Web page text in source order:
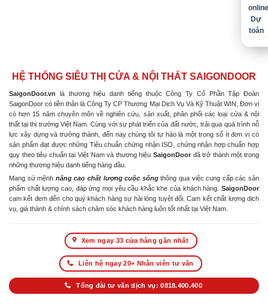
HỆ THỐNG SIÊU THỊ CỬA & NỘI THẤT SAIGONDOOR
SaigonDoor.vn là thương hiệu danh tiếng thuộc Công Ty Cổ Phần Tập Đoàn
SaigonDoor có tiền thân là Công Ty CP Thương Mại Dịch Vụ Và Kỹ Thuật WIN, Đơn vị
có hơn 15 năm chuyên môn về nghiên cứu, sản xuất, phân phối các loại cửa & nội
thất tại thị trường Việt Nam. Cùng với sự phát triển của đất nước, trải qua quá trình nỗ
lực xây dựng và trưởng thành, đến nay chúng tôi tự hào là một trong số ít đơn vị có
sản phẩm đạt được những Tiêu chuẩn chứng nhận ISO, chứng nhận hợp chuẩn hợp
quy theo tiêu chuẩn tại Việt Nam và thương hiệu SaigonDoor đã trở thành một trong
những thương hiệu danh tiếng hàng đầu.
Mang sứ mệnh nâng cao chất lượng cuộc sốngthông qua việc cung cấp các sản
phẩm chất lượng cao, đáp ứng mọi yêu cầu khắc khe của khách hàng. SaigonDoor
cam kết đem đến cho quý khách hàng sự hài lòng tuyệt đối. Cam kết chất lượng dịch
vụ, giá thành & chính sách chăm sóc khách hàng luôn tốt nhất tại Việt Nam.
Xem ngay 33 cửa hàng gần nhất
Liên hệ ngay 20+ Nhân viên tư vấn
Tổng đài tư vấn dịch vụ: 0818.400.400
Dự
toán